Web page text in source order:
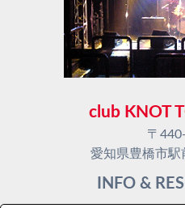
club KNOT
〒
愛知県豊橋市駅
INFO &